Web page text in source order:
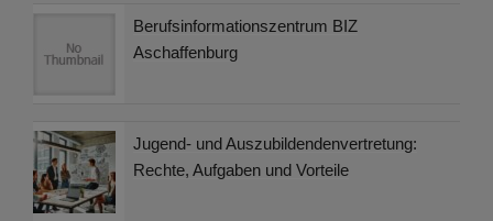
Berufsinformationszentrum BIZ
Aschaffenburg
Jugend- und Auszubildendenvertretung:
Rechte, Aufgaben und Vorteile